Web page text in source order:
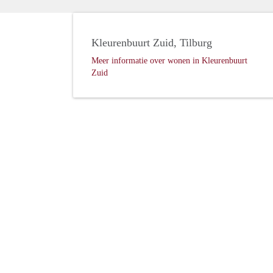
Kleurenbuurt Zuid, Tilburg
Meer informatie over wonen in Kleurenbuurt
Zuid